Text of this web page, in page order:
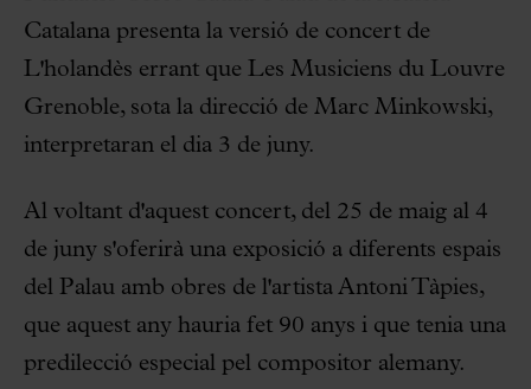
Catalana presenta la versió de concert de
L'holandès errant que Les Musiciens du Louvre
Grenoble, sota la direcció de Marc Minkowski,
interpretaran el dia 3 de juny.
Al voltant d'aquest concert, del 25 de maig al 4
de juny s'oferirà una exposició a diferents espais
del Palau amb obres de l'artista Antoni Tàpies,
que aquest any hauria fet 90 anys i que tenia una
predilecció especial pel compositor alemany.